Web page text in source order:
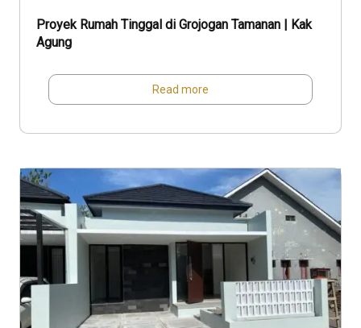
Proyek Rumah Tinggal di Grojogan Tamanan | Kak
Agung
Read more